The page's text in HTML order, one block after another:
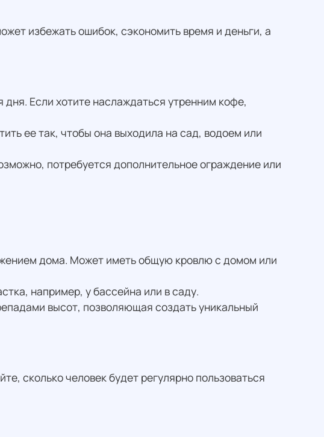
избежать ошибок, сэкономить время и деньги, а
Если хотите наслаждаться утренним кофе,
ее так, чтобы она выходила на сад, водоем или
потребуется дополнительное ограждение или
дома. Может иметь общую кровлю с домом или
например, у бассейна или в саду.
высот, позволяющая создать уникальный
сколько человек будет регулярно пользоваться